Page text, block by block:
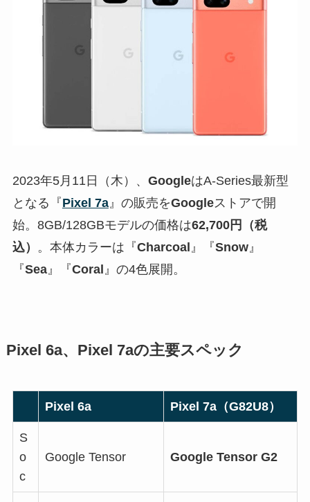
2023年5月11日（木）、 GoogleはA-Series最新型
となる『Pixel 7a』の販売をGoogleストアで開
始。8GB/128GBモデルの価格は62,700円（税
込） 。本体カラーは『Charcoal 』『Snow』
『Sea』『Coral 』の4色展開。
Pixel 6a、Pixel 7aの主要スペック
Pixel 6a Pixel 7a（G82U8）
S
o
c
Google Tensor Google Tensor G2